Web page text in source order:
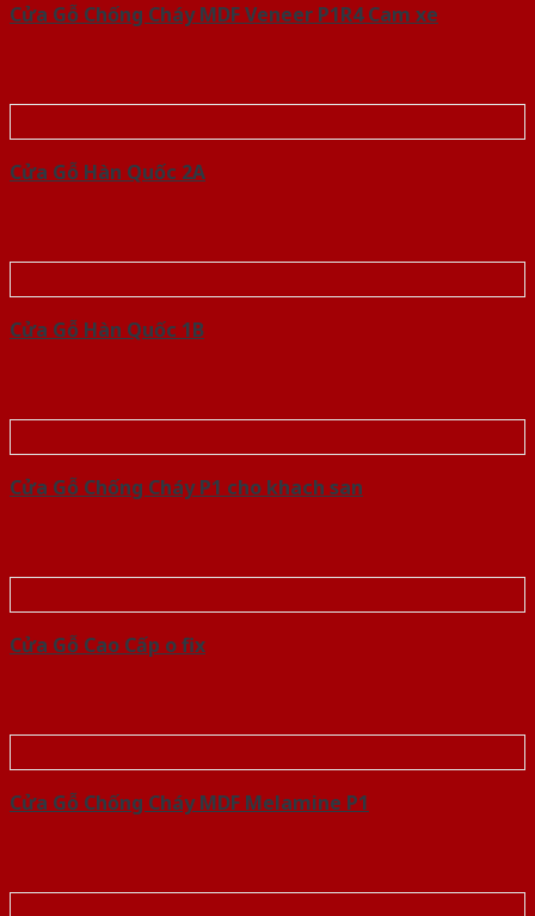
Cửa Gỗ Chống Cháy MDF Veneer P1R4 Cam xe
Cửa Gỗ Hàn Quốc 2A
Cửa Gỗ Hàn Quốc 1B
Cửa Gỗ Chống Cháy P1 cho khach san
Cửa Gỗ Cao Cấp o fix
Cửa Gỗ Chống Cháy MDF Melamine P1